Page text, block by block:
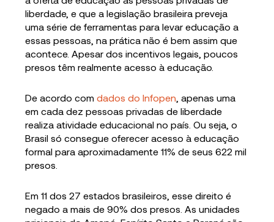
liberdade, e que a legislação brasileira preveja
uma série de ferramentas para levar educação a
essas pessoas, na prática não é bem assim que
acontece. Apesar dos incentivos legais, poucos
presos têm realmente acesso à educação.
De acordo comdados do Infopen , apenas uma
em cada dez pessoas privadas de liberdade
realiza atividade educacional no país. Ou seja, o
Brasil só consegue oferecer acesso à educação
formal para aproximadamente 11% de seus 622 mil
presos.
Em 11 dos 27 estados brasileiros, esse direito é
negado a mais de 90% dos presos. As unidades